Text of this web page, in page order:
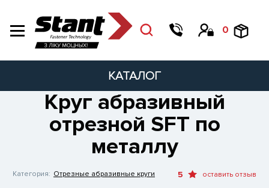
0
КАТАЛОГ
Круг абразивный
отрезной SFT по
металлу
Категория: Отрезные абразивные круги 5 оставить отзыв